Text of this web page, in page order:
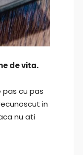
de vita.
cu pas
in
nu ati